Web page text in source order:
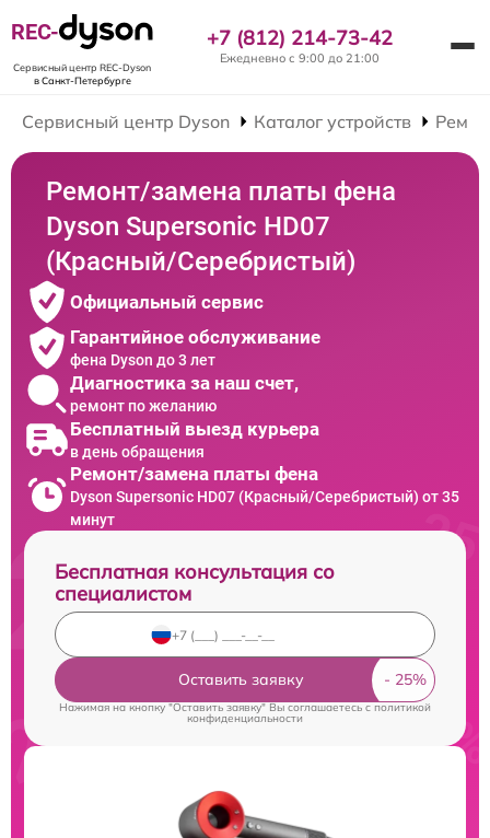
REC-
Сервисный центр REC-Dyson
в Санкт-Петербурге
+7 (812) 214-73-42
Ежедневно с 9:00 до 21:00
Сервисный центр Dyson Каталог устройств
Ремонт/замена платы фена
Dyson Supersonic HD07
(Красный/Серебристый)
Официальный сервис
Гарантийное обслуживание
фена Dyson до 3 лет
Диагностика за наш счет,
ремонт по желанию
Бесплатный выезд курьера
в день обращения
Ремонт/замена платы фена
Dyson Supersonic HD07 (Красный/Серебристый) от 35
минут
Бесплатная консультация со
специалистом
Оставить заявку
Нажимая на кнопку "Оставить заявку" Вы соглашаетесь cполитикой
конфиденциальности